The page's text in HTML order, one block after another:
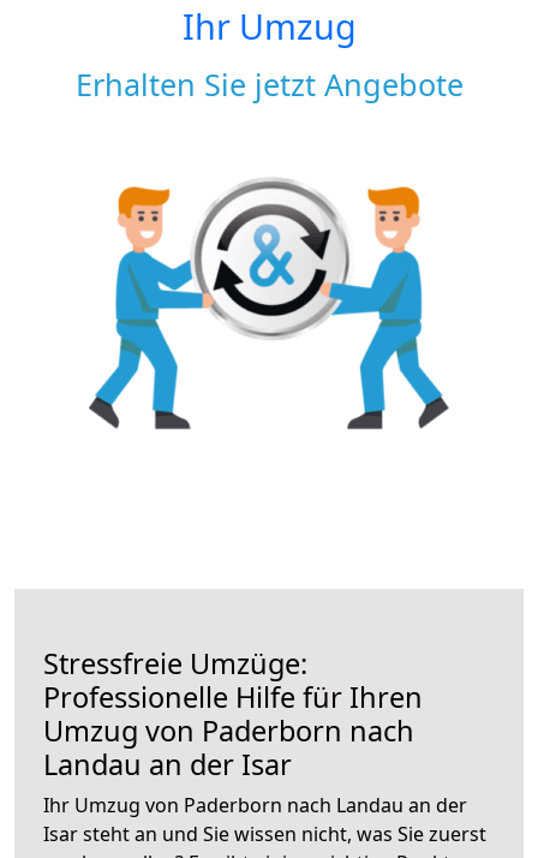
Ihr Umzug
Erhalten Sie jetzt Angebote
Stressfreie Umzüge:
Professionelle Hilfe für Ihren
Umzug von Paderborn nach
Landau an der Isar
Ihr Umzug von Paderborn nach Landau an der
Isar steht an und Sie wissen nicht, was Sie zuerst